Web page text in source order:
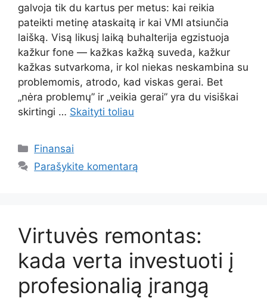
galvoja tik du kartus per metus: kai reikia
pateikti metinę ataskaitą ir kai VMI atsiunčia
laišką. Visą likusį laiką buhalterija egzistuoja
kažkur fone — kažkas kažką suveda, kažkur
kažkas sutvarkoma, ir kol niekas neskambina su
problemomis, atrodo, kad viskas gerai. Bet
„nėra problemų” ir „veikia gerai” yra du visiškai
skirtingi … Skaityti toliau
Kategorijos
Finansai
Parašykite komentarą
Virtuvės remontas:
kada verta investuoti į
profesionalią įrangą